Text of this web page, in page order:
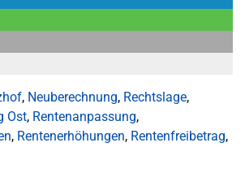
, Neuberechnung, Rechtslage,
Ost, Rentenanpassung,
, Rentenerhöhungen, Rentenfreibetrag,